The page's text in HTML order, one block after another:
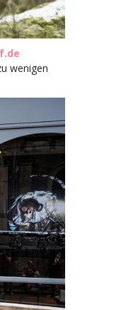
wenigen